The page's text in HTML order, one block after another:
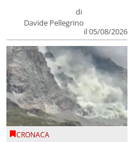
di
Davide Pellegrino
il 05/08/2026
CRONACA